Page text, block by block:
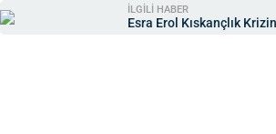
İLGİLİ HABER
Esra Erol Kıskançlık